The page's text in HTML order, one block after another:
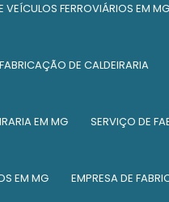
VEÍCULOS FERROVIÁRIOS EM MG
DE CALDEIRARIA
EM MG SERVIÇO DE
EM MG EMPRESA DE
Peças ferroviárias
Reforma de